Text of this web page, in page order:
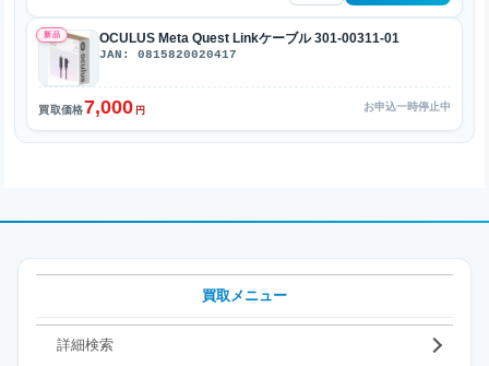
新品 OCULUS Meta Quest Linkケーブル 301-00311-01
JAN: 0815820020417
買取価格7,000 円 お申込一時停止中
買取メニュー
詳細検索